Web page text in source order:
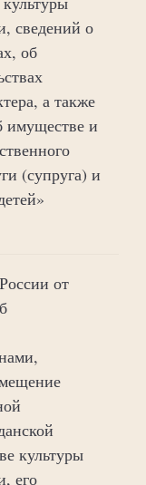
сведений о
об
а также
имуществе и
(супруга) и
от
культуры
его